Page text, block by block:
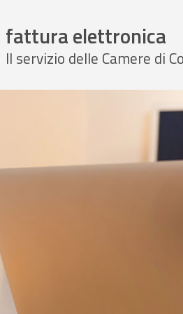
fattura elettronica
Il servizio delle Camere di